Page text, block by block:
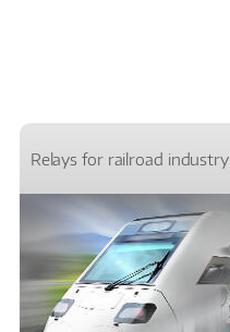
Relays for railroad industry